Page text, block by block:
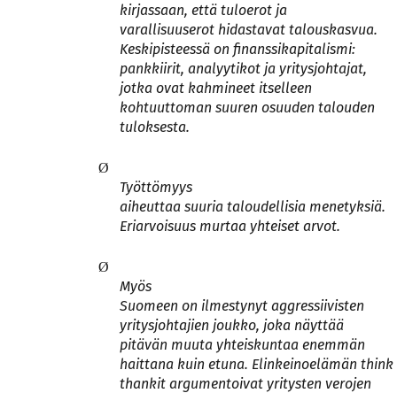
kirjassaan, että tuloerot ja
varallisuuserot hidastavat talouskasvua.
Keskipisteessä on finanssikapitalismi:
pankkiirit, analyytikot ja yritysjohtajat,
jotka ovat kahmineet itselleen
kohtuuttoman suuren osuuden talouden
tuloksesta.
Ø
Työttömyys
aiheuttaa suuria taloudellisia menetyksiä.
Eriarvoisuus murtaa yhteiset arvot.
Ø
Myös
Suomeen on ilmestynyt aggressiivisten
yritysjohtajien joukko, joka näyttää
pitävän muuta yhteiskuntaa enemmän
haittana kuin etuna. Elinkeinoelämän think
thankit argumentoivat yritysten verojen